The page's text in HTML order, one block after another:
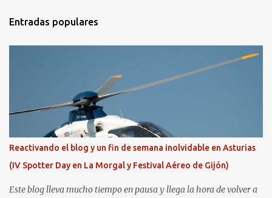
Entradas populares
Reactivando el blog y un fin de semana inolvidable en Asturias
(IV Spotter Day en La Morgal y Festival Aéreo de Gijón)
Este blog lleva mucho tiempo en pausa y llega la hora de volver a